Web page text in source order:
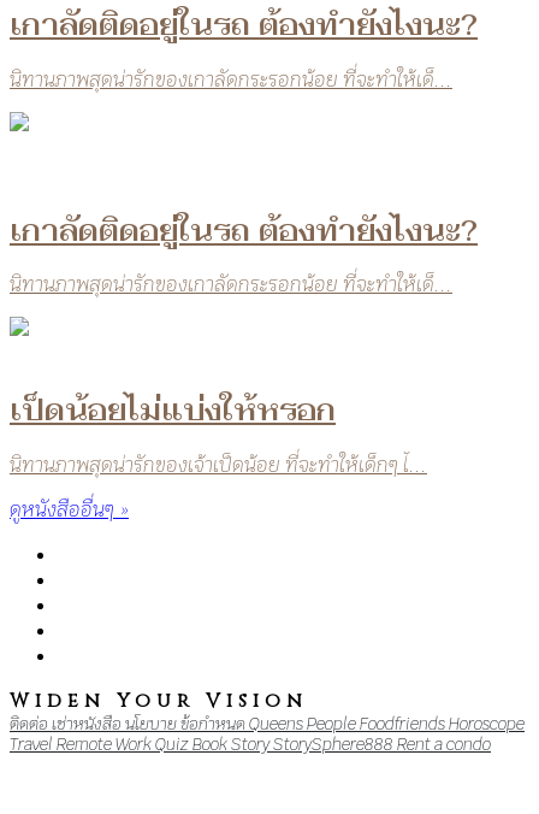
เกาลัดติดอยู่ในรถ ต้องทำยังไงนะ?
นิทานภาพสุดน่ารักของเกาลัดกระรอกน้อย ที่จะทำให้เด็...
เกาลัดติดอยู่ในรถ ต้องทำยังไงนะ?
นิทานภาพสุดน่ารักของเกาลัดกระรอกน้อย ที่จะทำให้เด็...
เป็ดน้อยไม่แบ่งให้หรอก
นิทานภาพสุดน่ารักของเจ้าเป็ดน้อย ที่จะทำให้เด็กๆ ไ...
ดูหนังสืออื่นๆ »
Widen Your Vision
ติดต่อ เช่าหนังสือ นโยบายข้อกำหนดQueensPeopleFoodfriendsHoroscope
Travel Remote WorkQuizBookStoryStorySphere888 Rent a condo